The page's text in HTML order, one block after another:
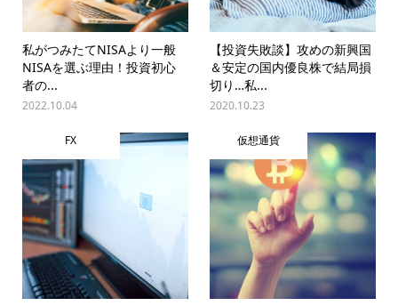
私がつみたてNISAより一般
NISAを選ぶ理由！投資初心
者の...
2022.10.04
【投資失敗談】攻めの新興国
＆安定の国内優良株で結局損
切り…私...
2020.10.23
FX 仮想通貨